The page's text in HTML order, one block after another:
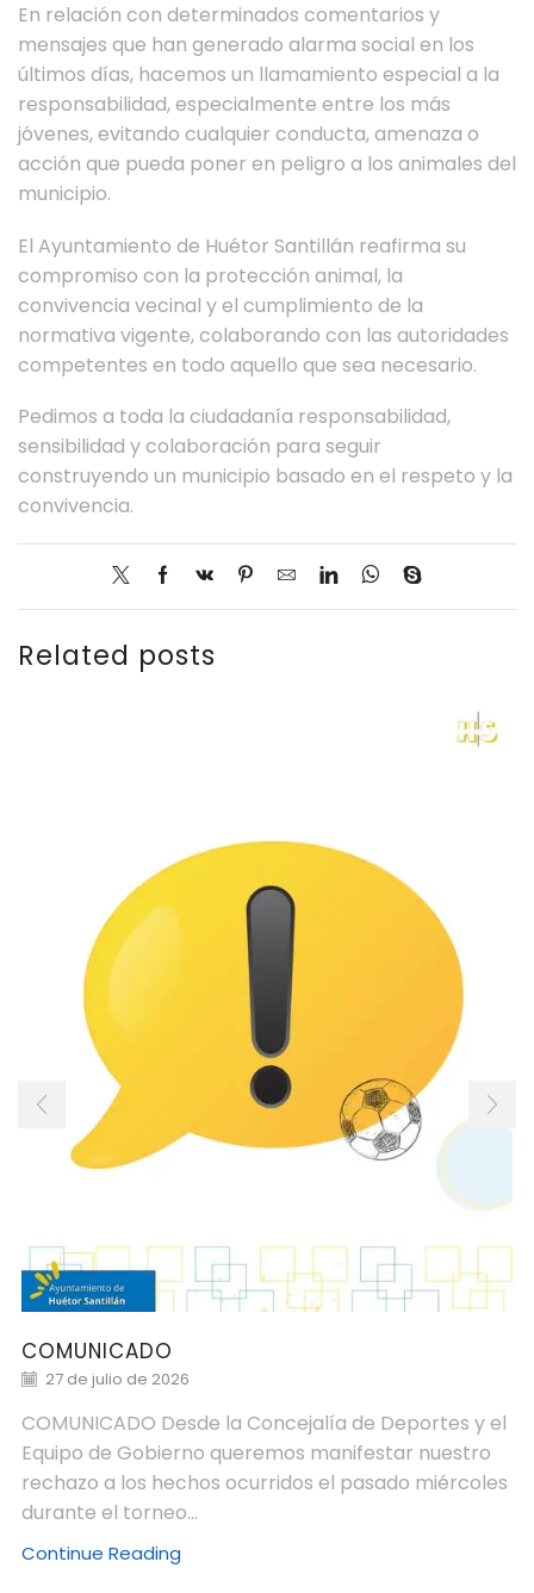
En relación con determinados comentarios y
mensajes que han generado alarma social en los
últimos días, hacemos un llamamiento especial a la
responsabilidad, especialmente entre los más
jóvenes, evitando cualquier conducta, amenaza o
acción que pueda poner en peligro a los animales del
municipio.
El Ayuntamiento de Huétor Santillán reafirma su
compromiso con la protección animal, la
convivencia vecinal y el cumplimiento de la
normativa vigente, colaborando con las autoridades
competentes en todo aquello que sea necesario.
Pedimos a toda la ciudadanía responsabilidad,
sensibilidad y colaboración para seguir
construyendo un municipio basado en el respeto y la
convivencia.
Related posts
COMUNICADO
27 de julio de 2026
COMUNICADO Desde la Concejalía de Deportes y el
Equipo de Gobierno queremos manifestar nuestro
rechazo a los hechos ocurridos el pasado miércoles
durante el torneo...
Continue Reading